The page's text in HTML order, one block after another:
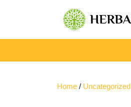
Home / Uncategorized